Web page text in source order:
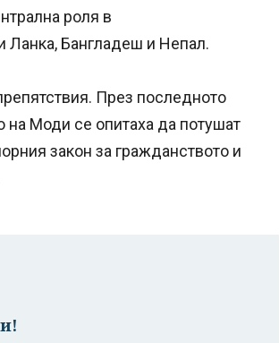
роля в
Ланка, Бангладеш и Непал.
През последното
на Моди се опитаха да потушат
закон за гражданството и